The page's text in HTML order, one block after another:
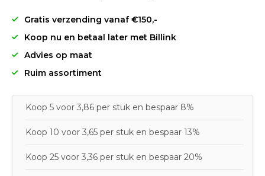
Gratis verzending vanaf €150,-
Koop nu en betaal later met Billink
Advies op maat
Ruim assortiment
Koop 5 voor 3,86 per stuk en bespaar 8%
Koop 10 voor 3,65 per stuk en bespaar 13%
Koop 25 voor 3,36 per stuk en bespaar 20%